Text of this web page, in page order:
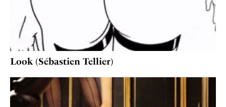
Look (Sébastien Tellier)